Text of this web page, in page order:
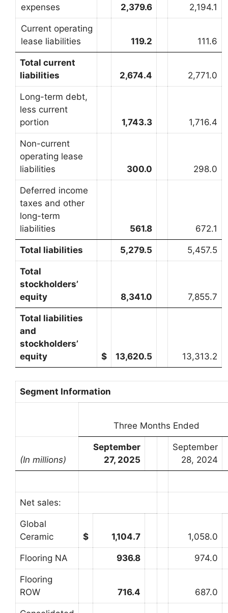
expenses
2,379.6 2,194.1
Current operating
lease liabilities
119.2 111.6
Total current
liabilities
2,674.4 2,771.0
Long-term debt,
less current
portion
1,743.3 1,716.4
Non-current
operating lease
liabilities
300.0 298.0
Deferred income
taxes and other
long-term
liabilities
561.8 672.1
Total liabilities 5,279.5 5,457.5
Total
stockholders’
equity
8,341.0 7,855.7
Total liabilities
and
stockholders’
equity
$ 13,620.5 13,313.2
Segment Information
Three Months Ended
(In millions)
September
27, 2025
September
28, 2024
Net sales:
Global
Ceramic
$ 1,104.7 1,058.0
Flooring NA 936.8 974.0
Flooring
ROW
716.4 687.0